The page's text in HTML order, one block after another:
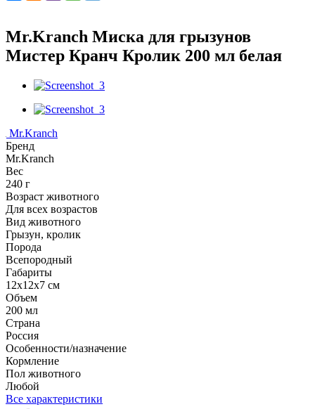
Mr.Kranch Миска для грызунов
Мистер Кранч Кролик 200 мл белая
Mr.Kranch
Бренд
Mr.Kranch
Вес
240 г
Возраст животного
Для всех возрастов
Вид животного
Грызун, кролик
Порода
Всепородный
Габариты
12х12х7 см
Объем
200 мл
Страна
Россия
Особенности/назначение
Кормление
Пол животного
Любой
Все характеристики